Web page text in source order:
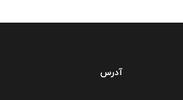
آدرس